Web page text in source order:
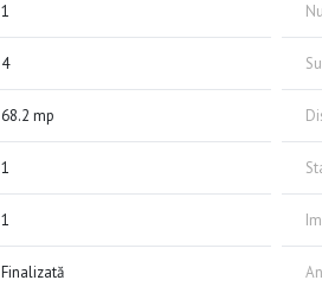
1
4
68.2 mp
1
1
Finalizată